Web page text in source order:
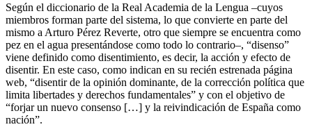
Según el diccionario de la Real Academia de la Lengua –cuyos
miembros forman parte del sistema, lo que convierte en parte del
mismo a Arturo Pérez Reverte, otro que siempre se encuentra como
pez en el agua presentándose como todo lo contrario–, “disenso”
viene definido como disentimiento, es decir, la acción y efecto de
disentir. En este caso, como indican en su recién estrenada página
web, “disentir de la opinión dominante, de la corrección política que
limita libertades y derechos fundamentales” y con el objetivo de
“forjar un nuevo consenso […] y la reivindicación de España como
nación”.